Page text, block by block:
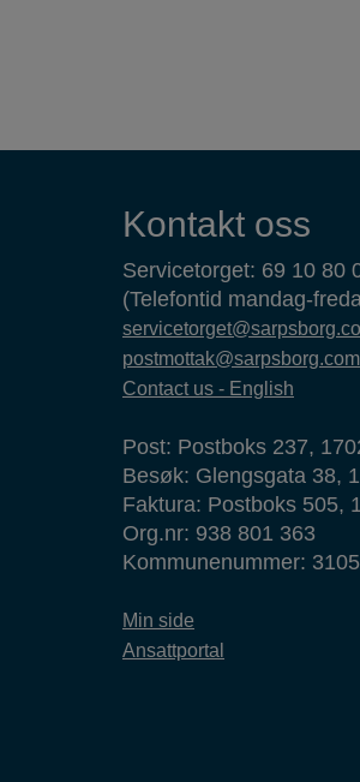
Kontakt oss
Servicetorget: 69 10 80
(Telefontid mandag-
postmottak@sarpsborg.com
Contact us - English
Post: Postboks 237,
Besøk: Glengsgata 38,
Faktura: Postboks 505,
Org.nr: 938 801 363
Kommunenummer: 3105
Min side
Ansattportal